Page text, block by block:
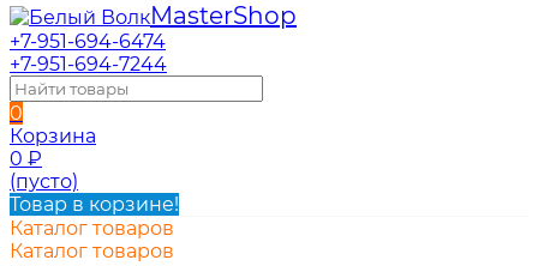
MasterShop
+7-951-694-6474
+7-951-694-7244
0
Корзина
0 ₽
(пусто)
Товар в корзине!
Каталог товаров
Каталог товаров